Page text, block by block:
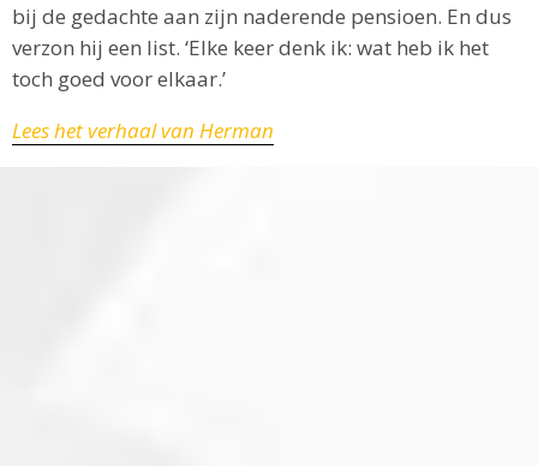
bij de gedachte aan zijn naderende pensioen. En dus
verzon hij een list. ‘Elke keer denk ik: wat heb ik het
toch goed voor elkaar.’
Lees het verhaal van Herman